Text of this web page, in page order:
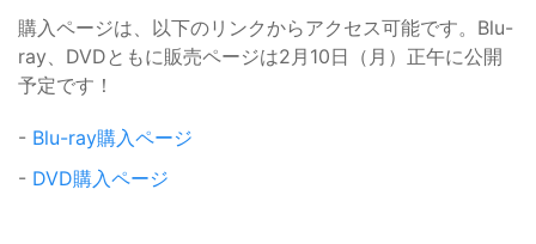
購入ページは、以下のリンクからアクセス可能です。Blu-
ray、DVDともに販売ページは2月10日（月）正午に公開
予定です！
- Blu-ray購入ページ
- DVD購入ページ